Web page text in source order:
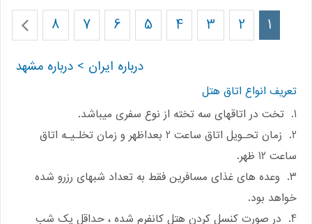
1
2
3
4
5
6
7
8
درباره ایران > درباره مشهد
تعریف انواع اتاق هتل
1. تخت در اتاقهای سه تخته از نوع سفری میباشد.
2. زمان تحـویل اتاق ساعت 2 بعداظهر و زمان تخلـیـه اتاق
ساعت 12 ظهر.
3. وعده های غذای مسافرین فقط به تعداد شبهای رزرو شده
خواهد بود.
4. در صورت کنسل کردن هتل کانفرم شده ، حداقل یک شب